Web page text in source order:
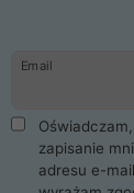
Email
zapisanie
adresu e-